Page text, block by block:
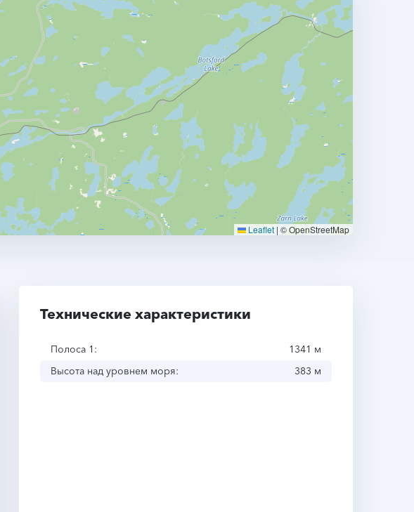
Leaflet | © OpenStreetMap
Технические характеристики
Полоса 1:
1341 м
Высота над уровнем моря:
383 м